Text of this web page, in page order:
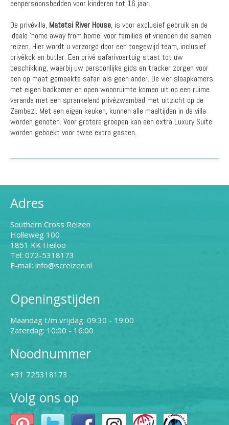
eenpersoonsbedden voor kinderen tot 16 jaar.
De privévilla, Matetsi River House, is voor exclusief gebruik en de
ideale 'home away from home' voor families of vrienden die samen
reizen. Hier wordt u verzorgd door een toegewijd team, inclusief
privékok en butler. Een privé safarivoertuig staat tot uw
beschikking, waarbij uw persoonlijke gids en tracker zorgen voor
een op maat gemaakte safari als geen ander. De vier slaapkamers
met eigen badkamer en open woonruimte komen uit op een ruime
veranda met een sprankelend privézwembad met uitzicht op de
Zambezi. Met een eigen keuken, kunnen alle maaltijden in de villa
worden genoten. Voor grotere groepen kan een extra Luxury Suite
worden geboekt voor twee extra gasten.
Adres
Southern Cross Reizen
Holleweg 100
1851 KK Heiloo
Tel: 072-5318173
E-mail: info@screizen.nl
Openingstijden
Maandag t/m vrijdag: 09:30 - 19:00
Zaterdag: 10:00 - 16:00
Noodnummer
+31 725318173
Volg ons op